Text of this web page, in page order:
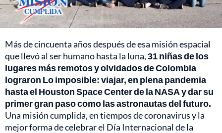
Más de cincuenta años después de esa misión espacial
que llevó al ser humano hasta la luna,31 niñas de los
lugares más remotos y olvidados de Colombia
lograron Lo imposible: viajar, en plena pandemia
hasta el Houston Space Center de la NASA y dar su
primer gran paso como las astronautas del futuro.
Una misión cumplida, en tiempos de coronavirus y la
mejor forma de celebrar el Día Internacional de la